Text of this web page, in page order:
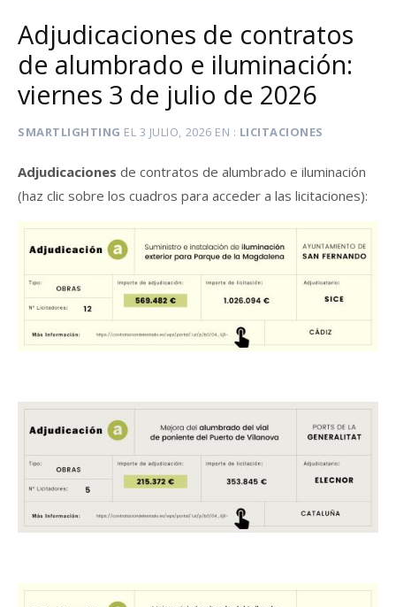
Adjudicaciones de contratos
de alumbrado e iluminación:
viernes 3 de julio de 2026
SMARTLIGHTING EL 3 JULIO, 2026 EN LICITACIONES
Adjudicaciones de contratos de alumbrado e iluminación
(haz clic sobre los cuadros para acceder a las licitaciones):